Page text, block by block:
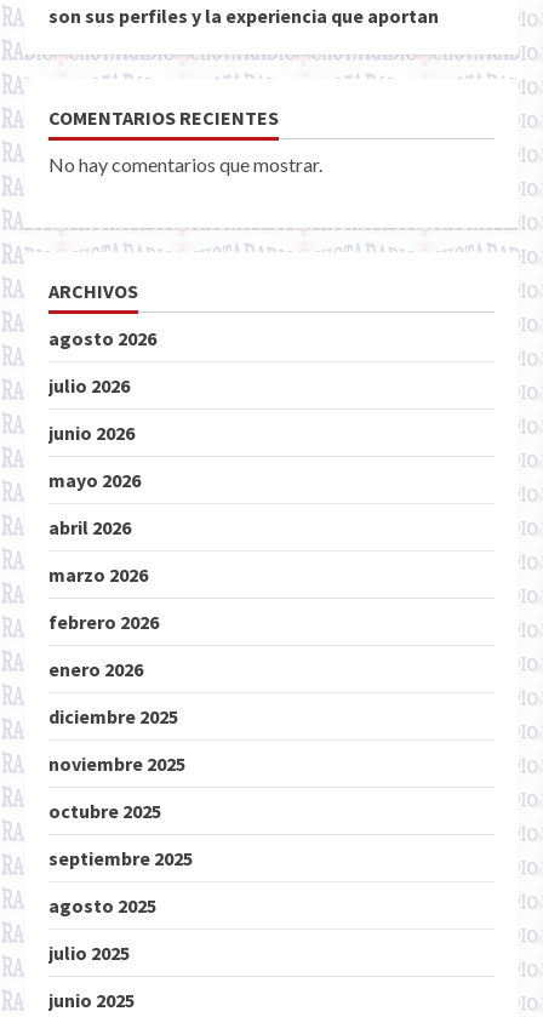
son sus perfiles y la experiencia que aportan
COMENTARIOS RECIENTES
No hay comentarios que mostrar.
ARCHIVOS
agosto 2026
julio 2026
junio 2026
mayo 2026
abril 2026
marzo 2026
febrero 2026
enero 2026
diciembre 2025
noviembre 2025
octubre 2025
septiembre 2025
agosto 2025
julio 2025
junio 2025